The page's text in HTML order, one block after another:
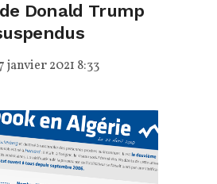
Donald Trump
7 janvier 2021 8:33